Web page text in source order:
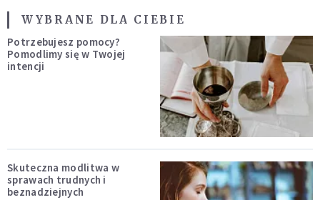
WYBRANE DLA CIEBIE
Potrzebujesz pomocy?
Pomodlimy się w Twojej
intencji
Skuteczna modlitwa w
sprawach trudnych i
beznadziejnych